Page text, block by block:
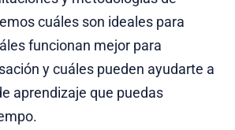
cuáles son ideales para
funcionan mejor para
y cuáles pueden ayudarte a
aprendizaje que puedas